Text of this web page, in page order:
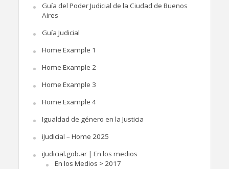
Guía del Poder Judicial de la Ciudad de Buenos
Aires
Guía Judicial
Home Example 1
Home Example 2
Home Example 3
Home Example 4
Igualdad de género en la Justicia
iJudicial – Home 2025
iJudicial.gob.ar | En los medios
En los Medios > 2017